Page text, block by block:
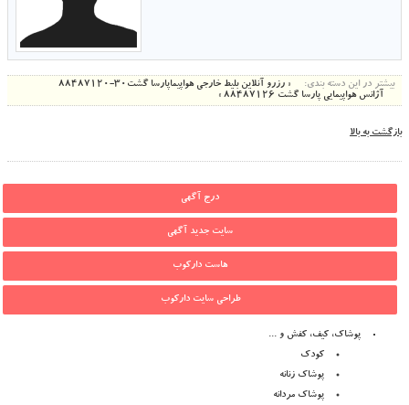
بیشتر در این دسته بندی:
« رزرو آنلاین بلیط خارجی هواپیماپارسا گشت30-88487120
آژانس هواپیمایی پارسا گشت 88487126 »
بازگشت به بالا
درج آگهی
سایت جدید آگهی
هاست دارکوب
طراحی سایت دارکوب
پوشاک، کیف، کفش و ...
کودک
پوشاک زنانه
پوشاک مردانه